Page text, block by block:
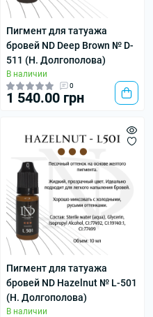
Пигмент для татуажа
бровей ND Deep Brown № D-
511 (Н. Долгополова)
В наличии
0
1 540.00 грн
Пигмент для татуажа
бровей ND Hazelnut № L-501
(Н. Долгополова)
В наличии